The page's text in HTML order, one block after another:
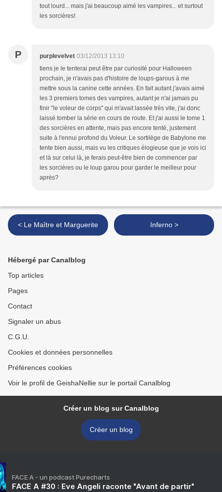
tout lourd... mais j'ai beaucoup aimé les vampires... et surtout
les sorcières!
P purplevelvet 03/12/2013 13:10
tiens je le tenterai peut être par curiosité pour Halloween
prochain, je n'avais pas d'histoire de loups-garous à me
mettre sous la canine cette années. En fait autant j'avais aimé
les 3 premiers tomes des vampires, autant je n'ai jamais pu
finir "le voleur de corps" qui m'avait lassée très vite, j'ai donc
laissé tomber la série en cours de route. Et j'ai aussi le tome 1
des sorcières en attente, mais pas encore tenté, justement
suite à l'ennui profond du Voleur. Le sortilège de Babylone me
tente bien aussi, mais vu les critiques élogieuse que je vois ici
et là sur celui là, je ferais peut-être bien de commencer par
les sorcières ou le loup garou pour garder le meilleur pour
après?
< Le Maître et Marguerite Inferno >
Hébergé par Canalblog
Top articles
Pages
Contact
Signaler un abus
C.G.U.
Cookies et données personnelles
Préférences cookies
Voir le profil de GeishaNellie sur le portail Canalblog
Créer un blog sur Canalblog
Créer un blog
FACE A - un podcast Purecharts
FACE A #30 : Eve Angeli raconte "Avant de partir"